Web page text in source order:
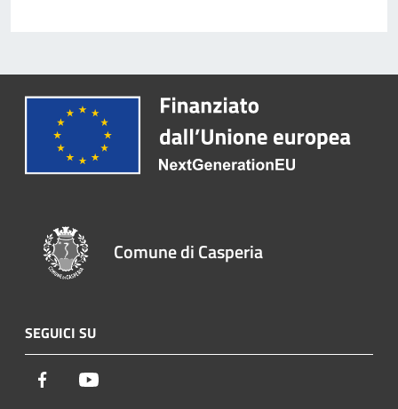
Comune di Casperia
SEGUICI SU
Facebook